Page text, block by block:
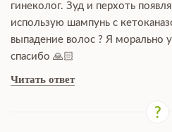
гинеколог. Зуд и перхоть
использую шампунь с
выпадение волос ? Я морально
спасибо 🙏🏻
Читать ответ